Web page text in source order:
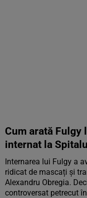
Cum arată Fulgy
internat la
Internarea lui Fulgy a
ridicat de mascați și
Alexandru Obregia.
controversat petrecut